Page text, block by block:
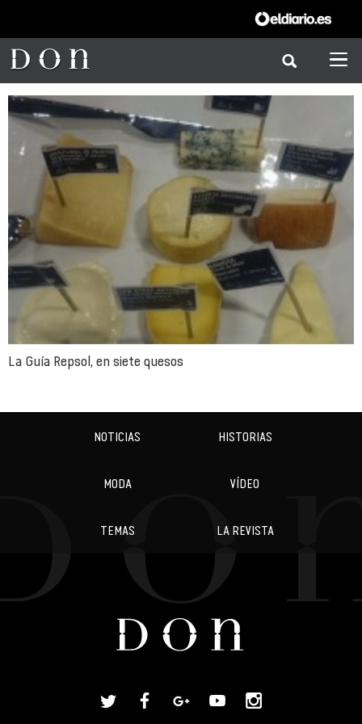
La Guía Repsol, en siete quesos
NOTICIAS HISTORIAS
MODA VÍDEO
TEMAS LA REVISTA